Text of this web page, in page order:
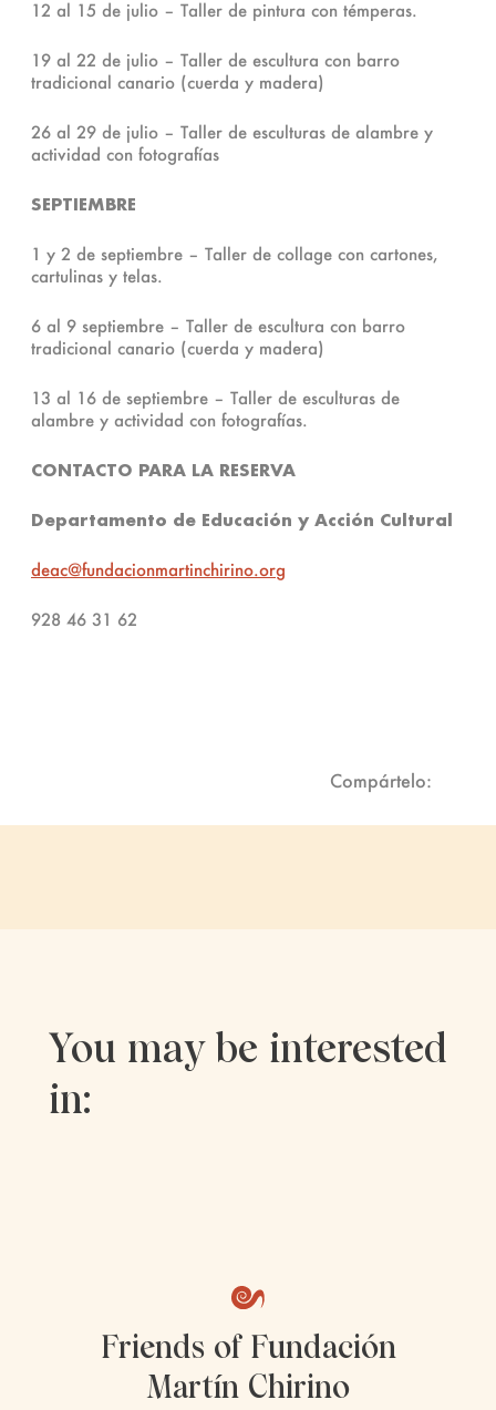
12 al 15 de julio – Taller de pintura con témperas.
19 al 22 de julio – Taller de escultura con barro
tradicional canario (cuerda y madera)
26 al 29 de julio – Taller de esculturas de alambre y
actividad con fotografías
SEPTIEMBRE
1 y 2 de septiembre – Taller de collage con cartones,
cartulinas y telas.
6 al 9 septiembre – Taller de escultura con barro
tradicional canario (cuerda y madera)
13 al 16 de septiembre – Taller de esculturas de
alambre y actividad con fotografías.
CONTACTO PARA LA RESERVA
Departamento de Educación y Acción Cultural
deac@fundacionmartinchirino.org
928 46 31 62
Compártelo:
You may be interested
in:
Friends of Fundación
Martín Chirino